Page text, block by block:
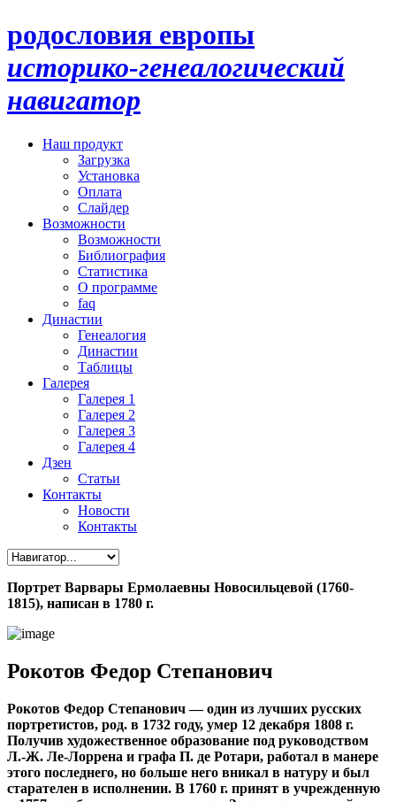
родословия европы
историко-генеалогический
навигатор
Наш продукт
Загрузка
Установка
Оплата
Слайдер
Возможности
Возможности
Библиография
Статистика
О программе
faq
Династии
Генеалогия
Династии
Таблицы
Галерея
Галерея 1
Галерея 2
Галерея 3
Галерея 4
Дзен
Статьи
Контакты
Новости
Контакты
Портрет Варвары Ермолаевны Новосильцевой (1760-
1815), написан в 1780 г.
Рокотов Федор Степанович
Рокотов Федор Степанович — один из лучших русских
портретистов, род. в 1732 году, умер 12 декабря 1808 г.
Получив художественное образование под руководством
Л.-Ж. Ле-Лоррена и графа П. де Ротари, работал в манере
этого последнего, но больше него вникал в натуру и был
старателен в исполнении. В 1760 г. принят в учрежденную